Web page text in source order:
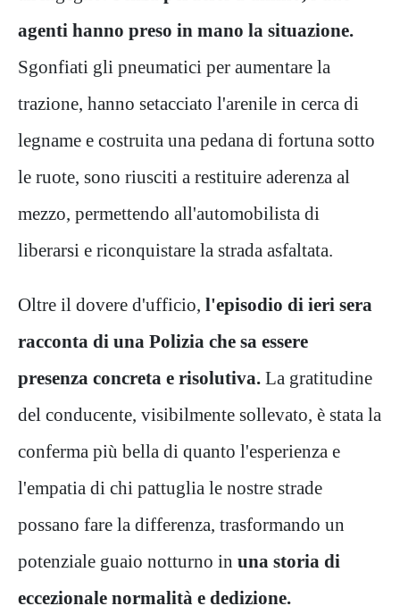
agenti hanno preso in mano la situazione.
Sgonfiati gli pneumatici per aumentare la
trazione, hanno setacciato l'arenile in cerca di
legname e costruita una pedana di fortuna sotto
le ruote, sono riusciti a restituire aderenza al
mezzo, permettendo all'automobilista di
liberarsi e riconquistare la strada asfaltata.
Oltre il dovere d'ufficio, l'episodio di ieri sera
racconta di una Polizia che sa essere
presenza concreta e risolutiva. La gratitudine
del conducente, visibilmente sollevato, è stata la
conferma più bella di quanto l'esperienza e
l'empatia di chi pattuglia le nostre strade
possano fare la differenza, trasformando un
potenziale guaio notturno in una storia di
eccezionale normalità e dedizione.